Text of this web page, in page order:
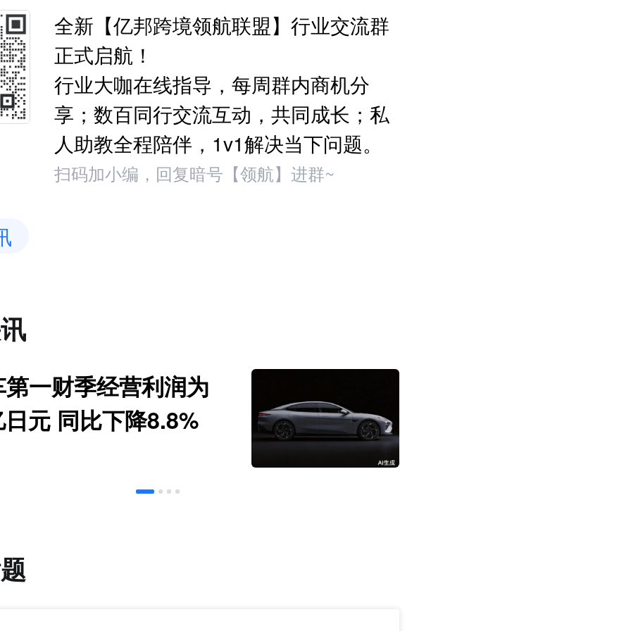
全新【亿邦跨境领航联盟】行业交流群
正式启航！
行业大咖在线指导，每周群内商机分
享；数百同行交流互动，共同成长；私
人助教全程陪伴，1v1解决当下问题。
扫码加小编，回复暗号【领航】进群~
一财季经营利润为
元 同比下降8.8%